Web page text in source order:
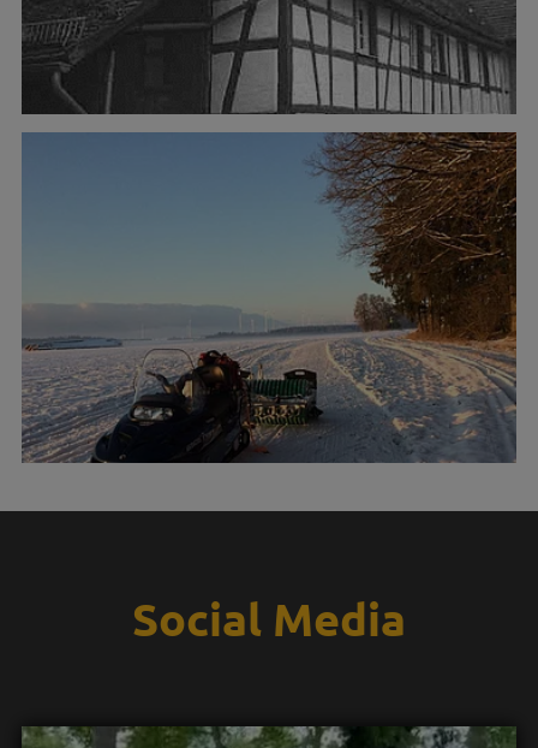
Social Media